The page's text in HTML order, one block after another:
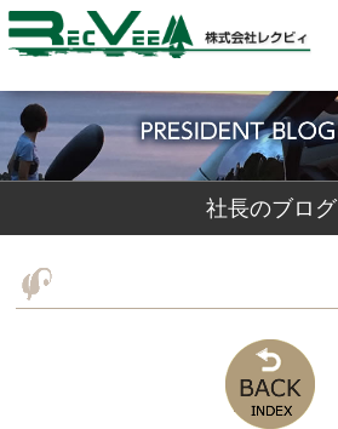
社長のブログ